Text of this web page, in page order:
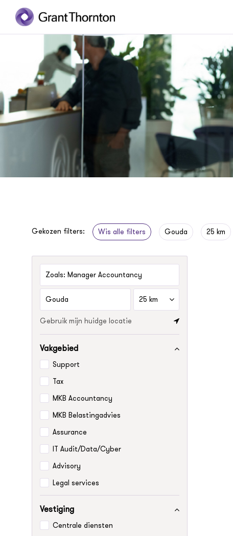
Gekozen filters: Wis alle filters Gouda 25 km
Zoals: Consultant Tax
Gebruik mijn huidge locatie
Vakgebied
Support
Tax
MKB Accountancy
MKB Belastingadvies
Assurance
IT Audit/Data/Cyber
Advisory
Legal services
Vestiging
Centrale diensten